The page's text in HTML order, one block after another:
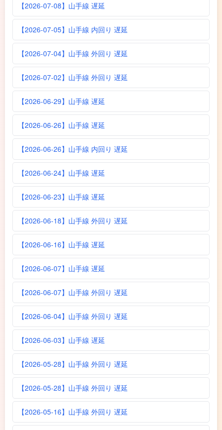
【2026-07-08】山手線 遅延
【2026-07-05】山手線 内回り 遅延
【2026-07-04】山手線 外回り 遅延
【2026-07-02】山手線 外回り 遅延
【2026-06-29】山手線 遅延
【2026-06-26】山手線 遅延
【2026-06-26】山手線 内回り 遅延
【2026-06-24】山手線 遅延
【2026-06-23】山手線 遅延
【2026-06-18】山手線 外回り 遅延
【2026-06-16】山手線 遅延
【2026-06-07】山手線 遅延
【2026-06-07】山手線 外回り 遅延
【2026-06-04】山手線 外回り 遅延
【2026-06-03】山手線 遅延
【2026-05-28】山手線 外回り 遅延
【2026-05-28】山手線 外回り 遅延
【2026-05-16】山手線 外回り 遅延